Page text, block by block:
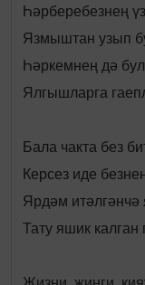
Һәрберебезнең
Язмыштан узып
Һәркемнең дә
Ялгышларга
Бала чакта без
Керсез иде
Ярдәм итәлгәнчә
Тату яшик калган